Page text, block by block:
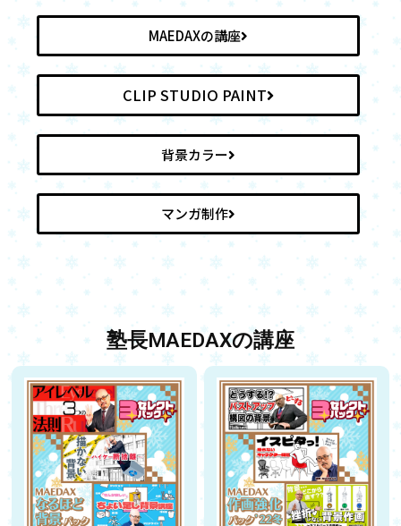
MAEDAXの講座
CLIP STUDIO PAINT
背景カラー
マンガ制作
塾長MAEDAXの講座